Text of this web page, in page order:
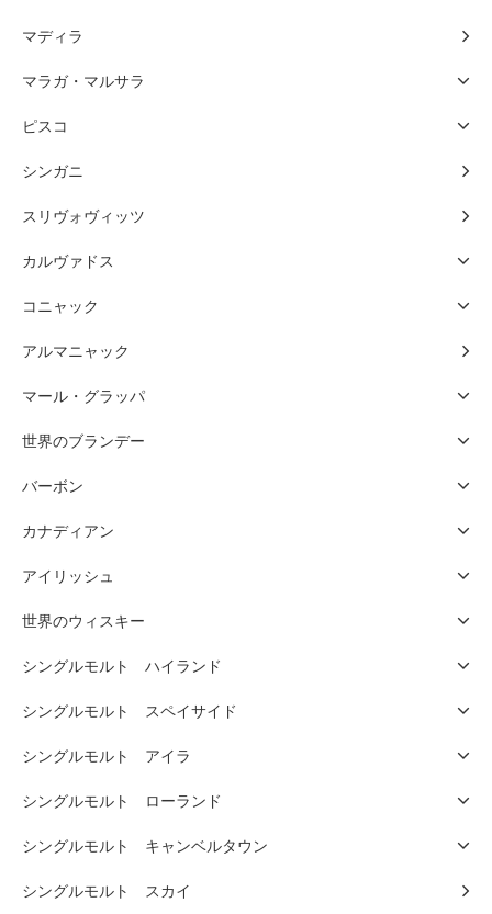
マディラ
マラガ・マルサラ
ピスコ
シンガニ
スリヴォヴィッツ
カルヴァドス
コニャック
アルマニャック
マール・グラッパ
世界のブランデー
バーボン
カナディアン
アイリッシュ
世界のウィスキー
シングルモルト ハイランド
シングルモルト スペイサイド
シングルモルト アイラ
シングルモルト ローランド
シングルモルト キャンベルタウン
シングルモルト スカイ